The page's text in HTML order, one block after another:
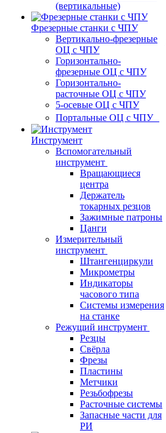
(вертикальные)
Фрезерные станки с ЧПУ
Вертикально-фрезерные
ОЦ с ЧПУ
Горизонтально-
фрезерные ОЦ с ЧПУ
Горизонтально-
расточные ОЦ с ЧПУ
5-осевые ОЦ с ЧПУ
Портальные ОЦ с ЧПУ
Инструмент
Вспомогательный
инструмент
Вращающиеся
центра
Держатель
токарных резцов
Зажимные патроны
Цанги
Измерительный
инструмент
Штангенциркули
Микрометры
Индикаторы
часового типа
Системы измерения
на станке
Режущий инструмент
Резцы
Свёрла
Фрезы
Пластины
Метчики
Резьбофрезы
Расточные системы
Запасные части для
РИ